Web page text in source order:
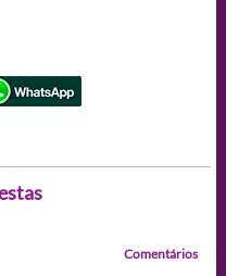
Comentários